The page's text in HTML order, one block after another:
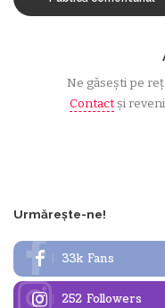
Ne găsești pe
Contactși
Urmărește-ne!
33k Fans
252 Followers